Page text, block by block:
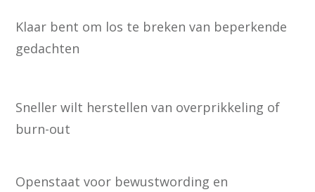
Klaar bent om los te breken van beperkende
gedachten
Sneller wilt herstellen van overprikkeling of
burn-out
Openstaat voor bewustwording en